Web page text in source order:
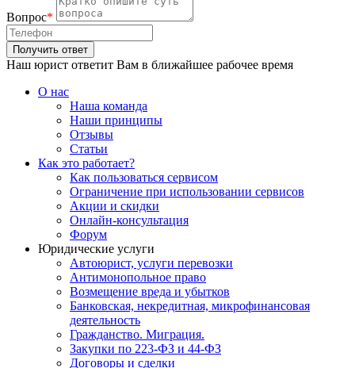
Вопрос*
Наш юрист ответит Вам в ближайшее рабочее время
О нас
Наша команда
Наши принципы
Отзывы
Статьи
Как это работает?
Как пользоваться сервисом
Ограничение при использовании сервисов
Акции и скидки
Онлайн-консультация
Форум
Юридические услуги
Автоюрист, услуги перевозки
Антимонопольное право
Возмещение вреда и убытков
Банковская, некредитная, микрофинансовая
деятельность
Гражданство. Миграция.
Закупки по 223-ФЗ и 44-ФЗ
Договоры и сделки